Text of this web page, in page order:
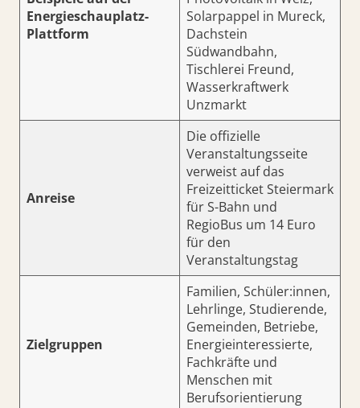
Energieschauplatz-
Plattform
Solarpappel in Mureck,
Dachstein
Südwandbahn,
Tischlerei Freund,
Wasserkraftwerk
Unzmarkt
Anreise
Die offizielle
Veranstaltungsseite
verweist auf das
Freizeitticket Steiermark
für S-Bahn und
RegioBus um 14 Euro
für den
Veranstaltungstag
Zielgruppen
Familien, Schüler:innen,
Lehrlinge, Studierende,
Gemeinden, Betriebe,
Energieinteressierte,
Fachkräfte und
Menschen mit
Berufsorientierung